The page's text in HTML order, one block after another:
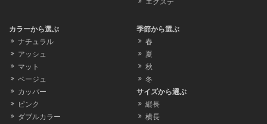
カラーから選ぶ
ナチュラル
アッシュ
マット
ベージュ
カッパー
ピンク
ダブルカラー
季節から選ぶ
春
夏
秋
冬
サイズから選ぶ
縦長
横長